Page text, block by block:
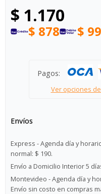
$ 1.170
$ 878 $
Pagos:
Ver opciones
Envíos
Express - Agenda día y
normal: $ 190.
Envío a Domicilio Interior 5
Montevideo - Agenda día y
Envío sin costo en compras